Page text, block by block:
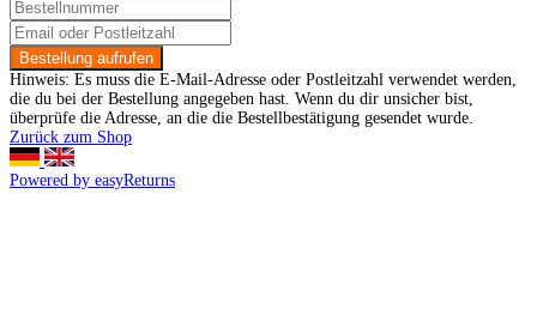
Bestellung aufrufen
Hinweis: Es muss die E-Mail-Adresse oder Postleitzahl verwendet werden,
die du bei der Bestellung angegeben hast. Wenn du dir unsicher bist,
überprüfe die Adresse, an die die Bestellbestätigung gesendet wurde.
Zurück zum Shop
Powered by easyReturns